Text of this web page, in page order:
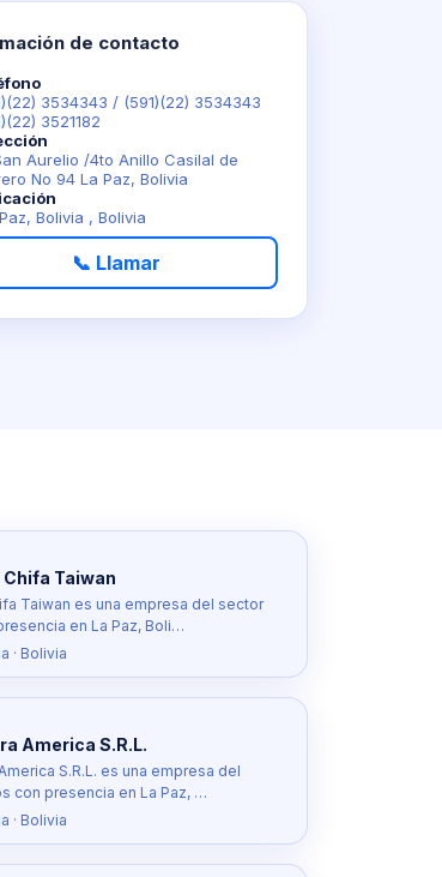
de contacto
3534343 / (591)(22) 3534343
3521182
Aurelio /4to Anillo Casilal de
No 94 La Paz, Bolivia
Bolivia , Bolivia
📞 Llamar
Taiwan
Taiwan es una empresa del sector
en La Paz, Boli…
· Bolivia
America S.R.L.
S.R.L. es una empresa del
con presencia en La Paz, …
· Bolivia